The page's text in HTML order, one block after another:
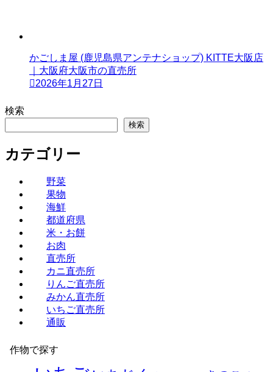
かごしま屋 (鹿児島県アンテナショップ) KITTE大阪店
｜大阪府大阪市の直売所
2026年1月27日
検索
検索
カテゴリー
野菜
果物
海鮮
都道府県
米・お餅
お肉
直売所
カニ直売所
りんご直売所
みかん直売所
いちご直売所
通販
作物で探す